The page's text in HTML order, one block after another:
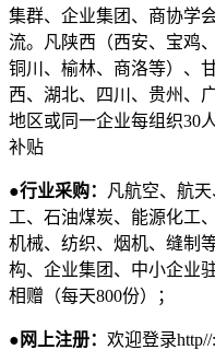
集群、企业集团、商协学
流。凡陕西（西安、宝鸡
铜川、榆林、商洛等）、
西、湖北、四川、贵州、
地区或同一企业每组织30
补贴
●行业采购：
凡航空、航
工、石油煤炭、能源化工
机械、纺织、烟机、缝制
构、企业集团、中小企业
相赠（每天800份）；
●网上注册： 欢迎登录